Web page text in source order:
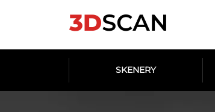
SKENERY